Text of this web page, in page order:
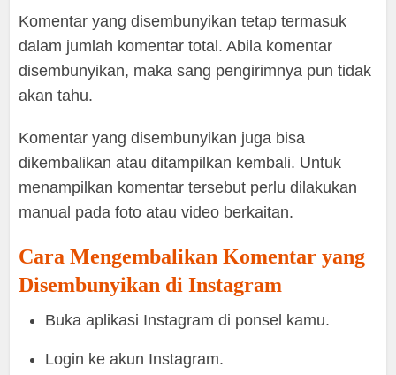
Komentar yang disembunyikan tetap termasuk
dalam jumlah komentar total. Abila komentar
disembunyikan, maka sang pengirimnya pun tidak
akan tahu.
Komentar yang disembunyikan juga bisa
dikembalikan atau ditampilkan kembali. Untuk
menampilkan komentar tersebut perlu dilakukan
manual pada foto atau video berkaitan.
Cara Mengembalikan Komentar yang
Disembunyikan di Instagram
Buka aplikasi Instagram di ponsel kamu.
Login ke akun Instagram.